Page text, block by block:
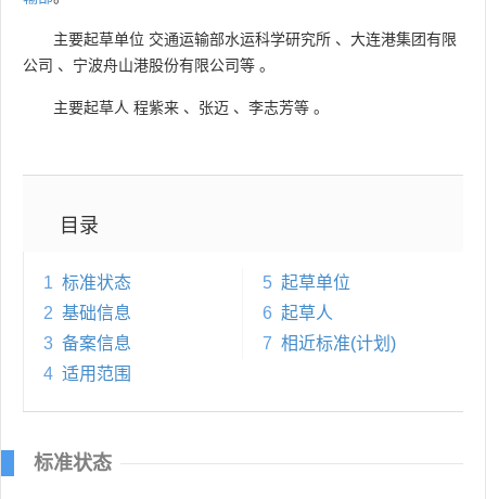
主要起草单位 交通运输部水运科学研究所 、 大连港集团有限
公司 、 宁波舟山港股份有限公司等 。
主要起草人 程紫来 、 张迈 、 李志芳等 。
目录
1 标准状态
2 基础信息
3 备案信息
4 适用范围
5 起草单位
6 起草人
7 相近标准(计划)
标准状态